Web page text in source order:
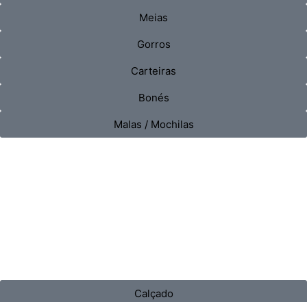
Meias
Gorros
Carteiras
Bonés
Malas / Mochilas
Calçado